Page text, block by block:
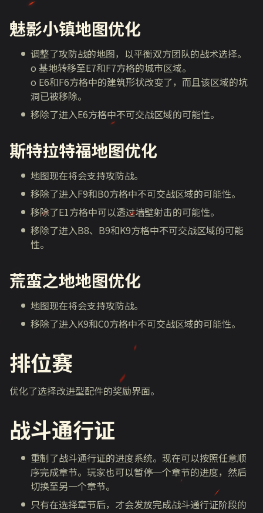
魅影小镇地图优化
调整了攻防战的地图，以平衡双方团队的战术选择。
o 基地转移至E7和F7方格的城市区域。
o E6和F6方格中的建筑形状改变了，而且该区域的坑
洞已被移除。
移除了进入E6方格中不可交战区域的可能性。
斯特拉特福地图优化
地图现在将会支持攻防战。
移除了进入F9和B0方格中不可交战区域的可能性。
移除了E1方格中可以透过墙壁射击的可能性。
移除了进入B8、B9和K9方格中不可交战区域的可能
性。
荒蛮之地地图优化
地图现在将会支持攻防战。
移除了进入K9和C0方格中不可交战区域的可能性。
排位赛
优化了选择改进型配件的奖励界面。
战斗通行证
重制了战斗通行证的进度系统。现在可以按照任意顺
序完成章节。玩家也可以暂停一个章节的进度，然后
切换至另一个章节。
只有在选择章节后，才会发放完成战斗通行证阶段的